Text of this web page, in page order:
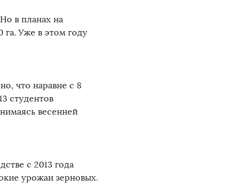
в планах на
Уже в этом году
что наравне с 8
студентов
весенней
с 2013 года
урожаи зерновых.